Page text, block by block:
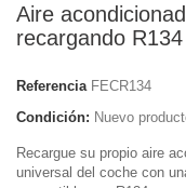
Aire
recargando R134
Referencia FECR134
Condición: Nuevo
Recargue su propio aire
universal del coche con